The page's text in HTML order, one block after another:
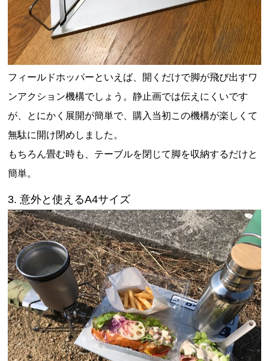
フィールドホッパーといえば、開くだけで脚が飛び出すワ
ンアクション機構でしょう。静止画では伝えにくいです
が、とにかく展開が簡単で、購入当初この機構が楽しくて
無駄に開け閉めしました。
もちろん畳む時も、テーブルを閉じて脚を収納するだけと
簡単。
3. 意外と使えるA4サイズ